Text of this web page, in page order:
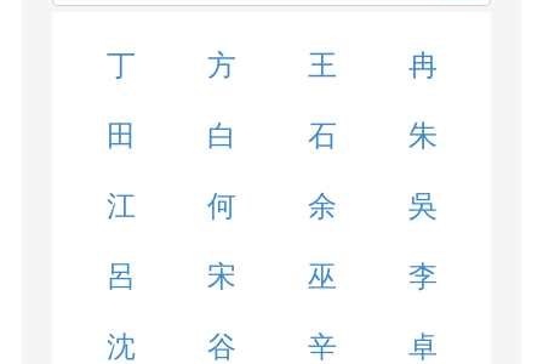
丁 方 王 冉
田 白 石 朱
江 何 余 吳
呂 宋 巫 李
沈 谷 辛 卓